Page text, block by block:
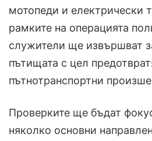
мотопеди и електрически
рамките на операцията
служители ще извършват
пътищата с цел
пътнотранспортни
Проверките ще бъдат
няколко основни